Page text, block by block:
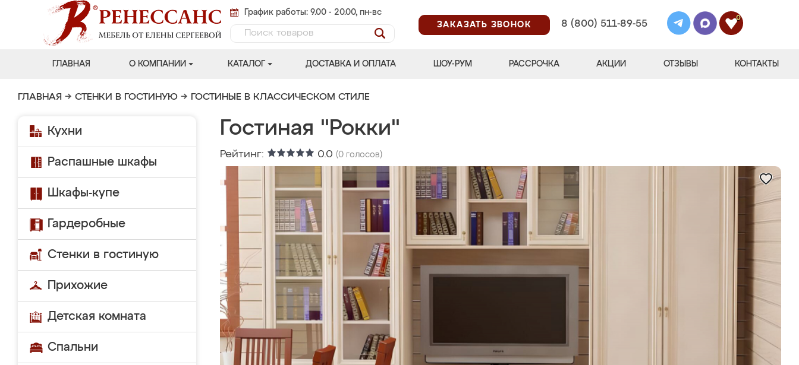
График работы: 9.00 - 20.00, пн-вс
ЗАКАЗАТЬ ЗВОНОК
8 (800) 511-89-55
0
ГЛАВНАЯ О КОМПАНИИ КАТАЛОГ ДОСТАВКА И ОПЛАТА ШОУ-РУМ РАССРОЧКА АКЦИИ ОТЗЫВЫ КОНТАКТЫ
ГЛАВНАЯ → СТЕНКИ В ГОСТИНУЮ → ГОСТИНЫЕ В КЛАССИЧЕСКОМ СТИЛЕ
Кухни
Распашные шкафы
Шкафы-купе
Гардеробные
Стенки в гостиную
Прихожие
Детская комната
Спальни
Гостиная "Рокки"
Рейтинг: 0.0 (0 голосов)